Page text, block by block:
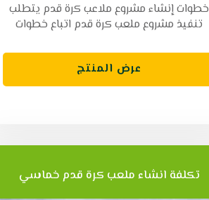
خطوات إنشاء مشروع ملاعب كرة قدم يتطلب
تنفيذ مشروع ملعب كرة قدم اتباع خطوات
عرض المنتج
تكلفة انشاء ملعب كرة قدم خماسي